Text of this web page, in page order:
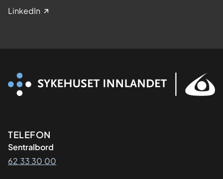
LinkedIn
Kontaktinformasjon
TELEFON
Sentralbord
62 33 30 00